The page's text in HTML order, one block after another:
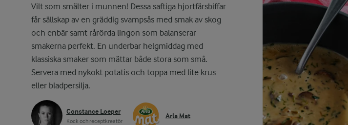
Vilt som smälter i munnen! Dessa saftiga hjortfärsbiffar
får sällskap av en gräddig svampsås med smak av skog
och enbär samt rårörda lingon som balanserar
smakerna perfekt. En underbar helgmiddag med
klassiska smaker som mättar både stora som små.
Servera med nykokt potatis och toppa med lite krus-
eller bladpersilja.
Constance Loeper
Kock och receptkreatör
Arla Mat